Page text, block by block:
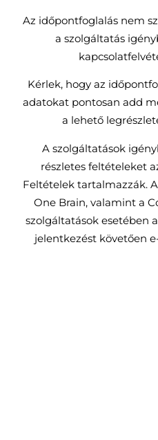
Az időpontfoglalás nem
a szolgáltatás
Kérlek, hogy az
adatokat pontosan add
a lehető
A szolgáltatások
részletes feltételeket
Feltételek tartalmazzák.
One Brain, valamint a
szolgáltatások esetében
jelentkezést követően